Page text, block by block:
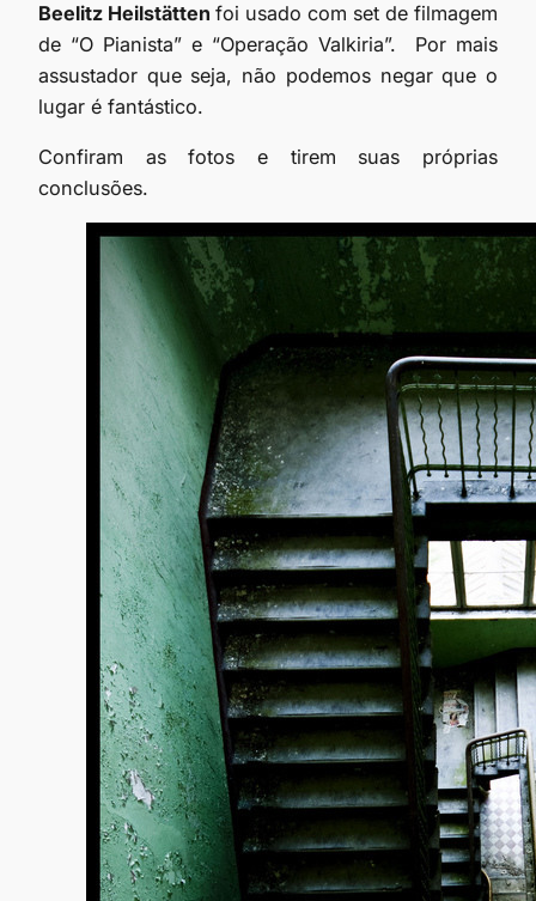
Beelitz Heilstätten foi usado com set de filmagem
de “O Pianista” e “Operação Valkiria”. Por mais
assustador que seja, não podemos negar que o
lugar é fantástico.
Confiram as fotos e tirem suas próprias
conclusões.